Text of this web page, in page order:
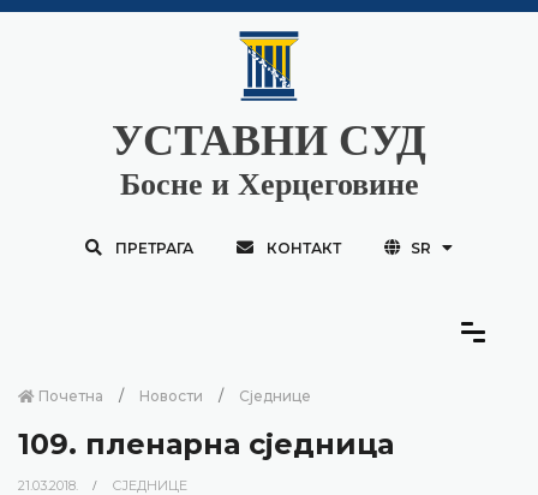
УСТАВНИ СУД
Босне и Херцеговине
ПРЕТРАГА КОНТАКТ SR
Почетна Новости Сједнице
109. пленарна сједница
21.03.2018. СЈЕДНИЦЕ